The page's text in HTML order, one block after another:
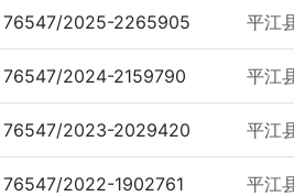
76547/2025-2265905 平江
76547/2024-2159790 平江
76547/2023-2029420 平江
76547/2022-1902761 平江